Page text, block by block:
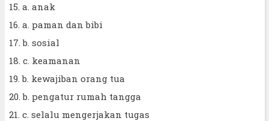
15. a. anak
16. a. paman dan bibi
17. b. sosial
18. c. keamanan
19. b. kewajiban orang tua
20. b. pengatur rumah tangga
21. c. selalu mengerjakan tugas